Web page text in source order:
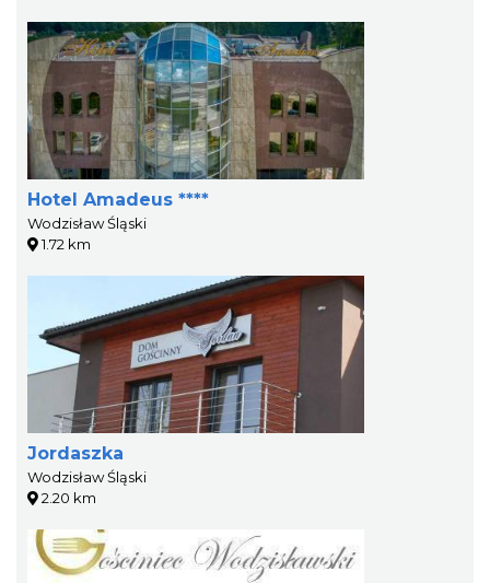
Hotel Amadeus ****
Wodzisław Śląski
1.72 km
Jordaszka
Wodzisław Śląski
2.20 km